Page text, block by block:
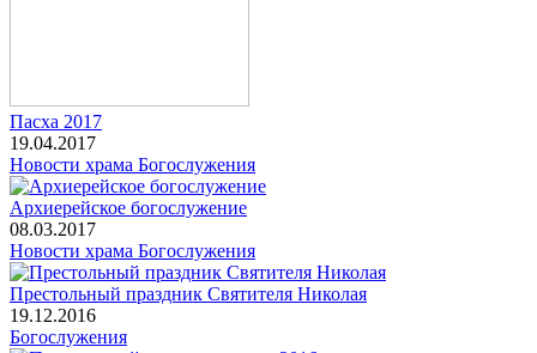
Пасха 2017
19.04.2017
Новости храма Богослужения
Архиерейское богослужение
08.03.2017
Новости храма Богослужения
Престольный праздник Святителя Николая
19.12.2016
Богослужения